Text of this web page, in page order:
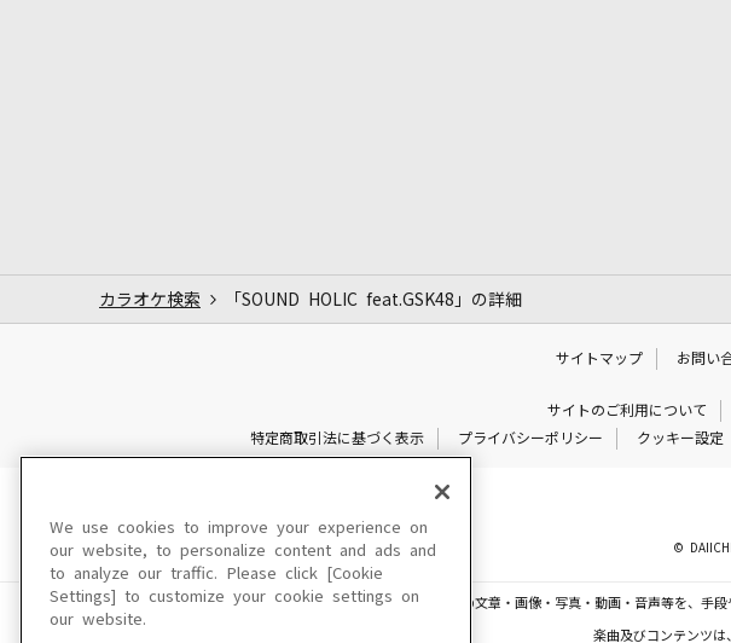
カラオケ検索 「SOUND HOLIC feat.GSK48」の詳細
サイトマップ お問い
サイトのご利用について
特定商取引法に基づく表示
プライバシーポリシー クッキー設定
©
このサイトに掲載されている一切の文章・画像・写真・動画・音声等を、手
楽曲及びコンテンツは
We use cookies to improve your experience on
our website, to personalize content and ads and
to analyze our traffic. Please click [Cookie
Settings] to customize your cookie settings on
our website.